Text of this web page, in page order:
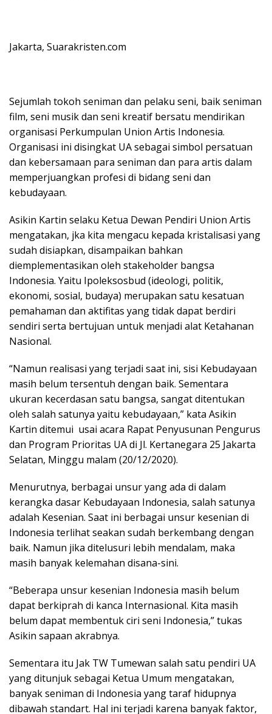
Jakarta, Suarakristen.com
Sejumlah tokoh seniman dan pelaku seni, baik seniman
film, seni musik dan seni kreatif bersatu mendirikan
organisasi Perkumpulan Union Artis Indonesia.
Organisasi ini disingkat UA sebagai simbol persatuan
dan kebersamaan para seniman dan para artis dalam
memperjuangkan profesi di bidang seni dan
kebudayaan.
Asikin Kartin selaku Ketua Dewan Pendiri Union Artis
mengatakan, jka kita mengacu kepada kristalisasi yang
sudah disiapkan, disampaikan bahkan
diemplementasikan oleh stakeholder bangsa
Indonesia. Yaitu Ipoleksosbud (ideologi, politik,
ekonomi, sosial, budaya) merupakan satu kesatuan
pemahaman dan aktifitas yang tidak dapat berdiri
sendiri serta bertujuan untuk menjadi alat Ketahanan
Nasional.
“Namun realisasi yang terjadi saat ini, sisi Kebudayaan
masih belum tersentuh dengan baik. Sementara
ukuran kecerdasan satu bangsa, sangat ditentukan
oleh salah satunya yaitu kebudayaan,” kata Asikin
Kartin ditemui usai acara Rapat Penyusunan Pengurus
dan Program Prioritas UA di Jl. Kertanegara 25 Jakarta
Selatan, Minggu malam (20/12/2020).
Menurutnya, berbagai unsur yang ada di dalam
kerangka dasar Kebudayaan Indonesia, salah satunya
adalah Kesenian. Saat ini berbagai unsur kesenian di
Indonesia terlihat seakan sudah berkembang dengan
baik. Namun jika ditelusuri lebih mendalam, maka
masih banyak kelemahan disana-sini.
“Beberapa unsur kesenian Indonesia masih belum
dapat berkiprah di kanca Internasional. Kita masih
belum dapat membentuk ciri seni Indonesia,” tukas
Asikin sapaan akrabnya.
Sementara itu Jak TW Tumewan salah satu pendiri UA
yang ditunjuk sebagai Ketua Umum mengatakan,
banyak seniman di Indonesia yang taraf hidupnya
dibawah standart. Hal ini terjadi karena banyak faktor,